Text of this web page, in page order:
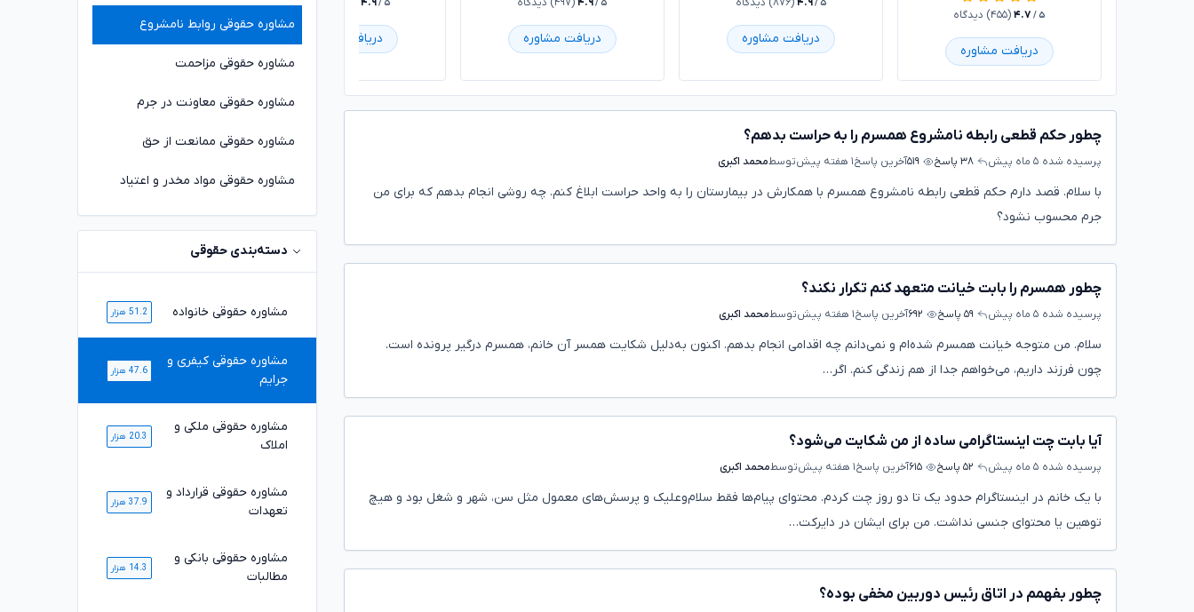
۴.۷ / ۵ (۴۵۵) دیدگاه
دریافت مشاوره
/ ۵
دریافت مشاوره
/ ۵
دریافت مشاوره
/ ۵
دریافت مشاوره
/ ۵
چطور حکم قطعی رابطه نامشروع همسرم را به حراست بدهم؟
پرسیده شده ۵ ماه پیش ۳۸ پاسخ ۵۱۹آخرین پاسخ۱ هفته پیش توسطمحمد اکبری
با سلام. قصد دارم حکم قطعی رابطه نامشروع همسرم با همکارش در بیمارستان را به واحد حراست ابلاغ کنم. چه روشی انجام بدهم که برای من
جرم محسوب نشود؟
چطور همسرم را بابت خیانت متعهد کنم تکرار نکند؟
پرسیده شده ۵ ماه پیش ۵۹ پاسخ ۶۹۲آخرین پاسخ۱ هفته پیش توسطمحمد اکبری
سلام. من متوجه خیانت همسرم شده‌ام و نمی‌دانم چه اقدامی انجام بدهم. اکنون به‌دلیل شکایت همسر آن خانم، همسرم درگیر پرونده است.
چون فرزند داریم، می‌خواهم جدا از هم زندگی کنم. اگر…
آیا بابت چت اینستاگرامی ساده از من شکایت می‌شود؟
پرسیده شده ۵ ماه پیش ۵۲ پاسخ ۶۱۵آخرین پاسخ۱ هفته پیش توسطمحمد اکبری
با یک خانم در اینستاگرام حدود یک تا دو روز چت کردم. محتوای پیام‌ها فقط سلام‌وعلیک و پرسش‌های معمول مثل سن، شهر و شغل بود و هیچ
توهین یا محتوای جنسی نداشت. من برای ایشان در دایرکت…
چطور بفهمم در اتاق رئیس دوربین مخفی بوده؟
مشاوره حقوقی روابط نامشروع
مشاوره حقوقی مزاحمت
مشاوره حقوقی معاونت در جرم
مشاوره حقوقی ممانعت از حق
مشاوره حقوقی مواد مخدر و اعتیاد
دسته‌بندی حقوقی
مشاوره حقوقی خانواده 51.2 هزار
مشاوره حقوقی کیفری و
جرایم
47.6 هزار
مشاوره حقوقی ملکی و
املاک
20.3 هزار
مشاوره حقوقی قرارداد و
تعهدات
37.9 هزار
مشاوره حقوقی بانکی و
مطالبات
14.3 هزار